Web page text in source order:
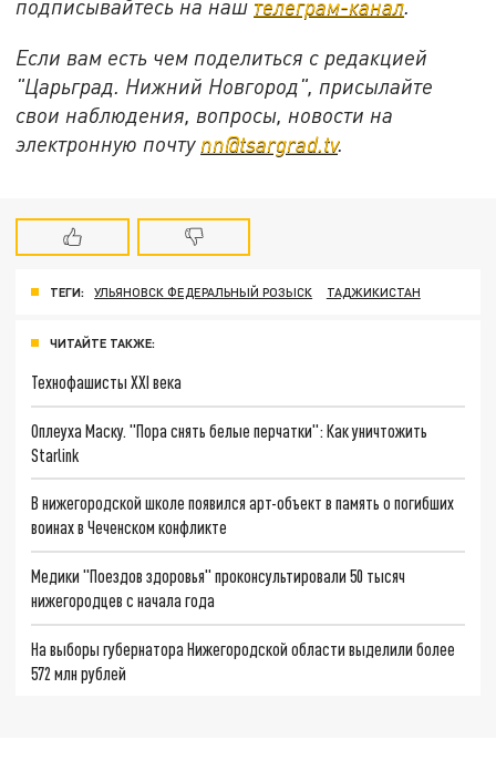
подписывайтесь на наш телеграм-канал.
Если вам есть чем поделиться с редакцией
"Царьград. Нижний Новгород", присылайте
свои наблюдения, вопросы, новости на
электронную почту nn@tsargrad.tv.
ТЕГИ: УЛЬЯНОВСК ФЕДЕРАЛЬНЫЙ РОЗЫСК ТАДЖИКИСТАН
ЧИТАЙТЕ ТАКЖЕ:
Технофашисты XXI века
Оплеуха Маску. "Пора снять белые перчатки": Как уничтожить
Starlink
В нижегородской школе появился арт-объект в память о погибших
воинах в Чеченском конфликте
Медики "Поездов здоровья" проконсультировали 50 тысяч
нижегородцев с начала года
На выборы губернатора Нижегородской области выделили более
572 млн рублей